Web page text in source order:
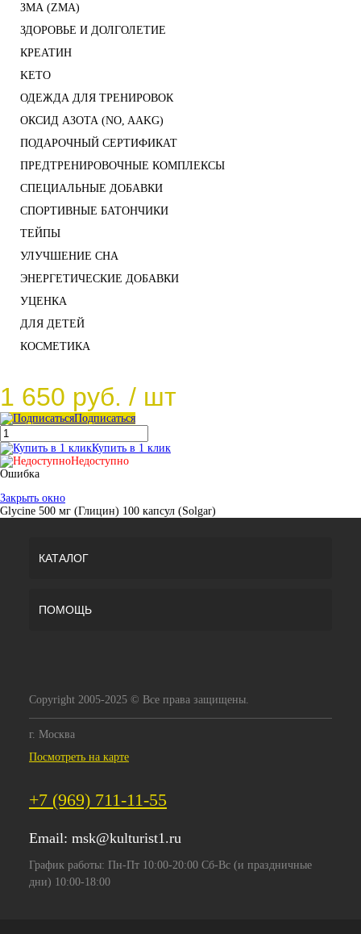
ЗМА (ZMA)
ЗДОРОВЬЕ И ДОЛГОЛЕТИЕ
КРЕАТИН
KETO
ОДЕЖДА ДЛЯ ТРЕНИРОВОК
ОКСИД АЗОТА (NO, AAKG)
ПОДАРОЧНЫЙ СЕРТИФИКАТ
ПРЕДТРЕНИРОВОЧНЫЕ КОМПЛЕКСЫ
СПЕЦИАЛЬНЫЕ ДОБАВКИ
СПОРТИВНЫЕ БАТОНЧИКИ
ТЕЙПЫ
УЛУЧШЕНИЕ СНА
ЭНЕРГЕТИЧЕСКИЕ ДОБАВКИ
УЦЕНКА
ДЛЯ ДЕТЕЙ
КОСМЕТИКА
1 650 руб. / шт
Подписаться
Купить в 1 клик
Недоступно
Ошибка
Закрыть окно
Glycine 500 мг (Глицин) 100 капсул (Solgar)
КАТАЛОГ
ПОМОЩЬ
Copyright 2005-2025 © Все права защищены.
г. Москва
Посмотреть на карте
+7 (969) 711-11-55
Email: msk@kulturist1.ru
График работы: Пн-Пт 10:00-20:00 Сб-Вс (и праздничные
дни) 10:00-18:00